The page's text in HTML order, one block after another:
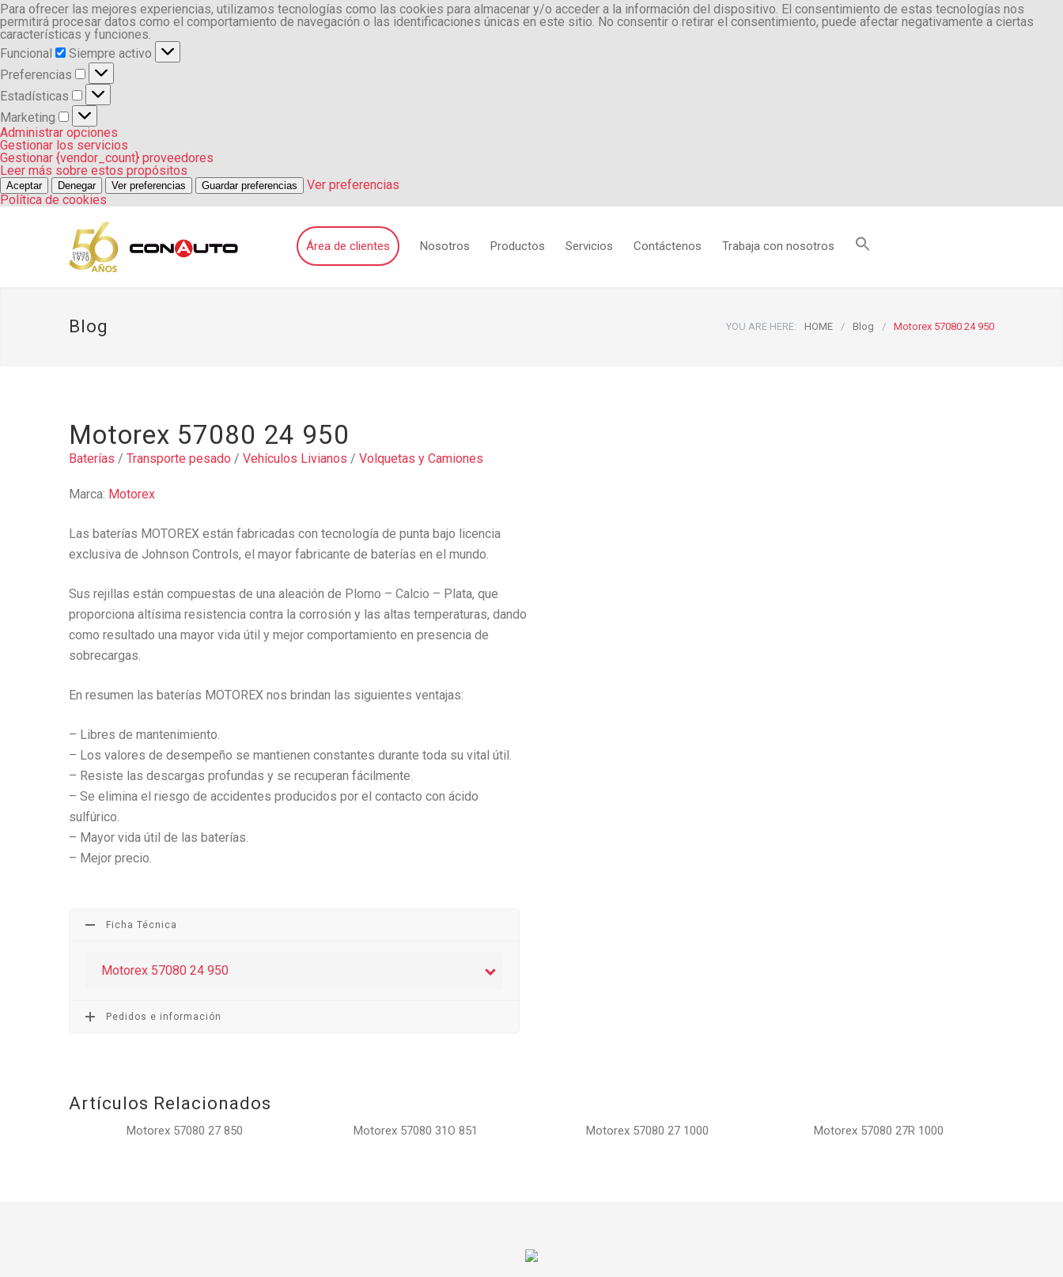
Para ofrecer las mejores experiencias, utilizamos tecnologías como las cookies para almacenar y/o acceder a la información del dispositivo. El consentimiento de estas tecnologías nos
permitirá procesar datos como el comportamiento de navegación o las identificaciones únicas en este sitio. No consentir o retirar el consentimiento, puede afectar negativamente a ciertas
características y funciones.
Funcional
Funcional
Siempre activo
Preferencias
Preferencias
Estadísticas
Estadísticas
Marketing
Marketing
Administrar opciones
Gestionar los servicios
Gestionar {vendor_count} proveedores
Leer más sobre estos propósitos
Aceptar Denegar Ver preferencias Guardar preferencias
Ver preferencias
Política de cookies
Área de clientes Nosotros Productos Servicios Contáctenos Trabaja con nosotros
Blog YOU ARE HERE: HOME / Blog / Motorex 57080 24 950
Motorex 57080 24 950
Baterías / Transporte pesado / Vehículos Livianos / Volquetas y Camiones
Marca: Motorex
Las baterías MOTOREX están fabricadas con tecnología de punta bajo licencia
exclusiva de Johnson Controls, el mayor fabricante de baterías en el mundo.
Sus rejillas están compuestas de una aleación de Plomo – Calcio – Plata, que
proporciona altísima resistencia contra la corrosión y las altas temperaturas, dando
como resultado una mayor vida útil y mejor comportamiento en presencia de
sobrecargas.
En resumen las baterías MOTOREX nos brindan las siguientes ventajas:
– Libres de mantenimiento.
– Los valores de desempeño se mantienen constantes durante toda su vital útil.
– Resiste las descargas profundas y se recuperan fácilmente.
– Se elimina el riesgo de accidentes producidos por el contacto con ácido
sulfúrico.
– Mayor vida útil de las baterías.
– Mejor precio.
Ficha Técnica
Motorex 57080 24 950
Pedidos e información
Artículos Relacionados
Motorex 57080 27 850 Motorex 57080 31O 851 Motorex 57080 27 1000 Motorex 57080 27R 1000